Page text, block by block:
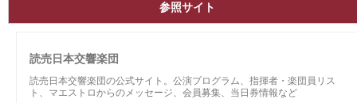
参照サイト
読売日本交響楽団
読売日本交響楽団の公式サイト。公演プログラム、指揮者・楽団員リス
ト、マエストロからのメッセージ、会員募集、当日券情報など